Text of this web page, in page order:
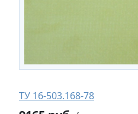
ТУ 16-503.168-78